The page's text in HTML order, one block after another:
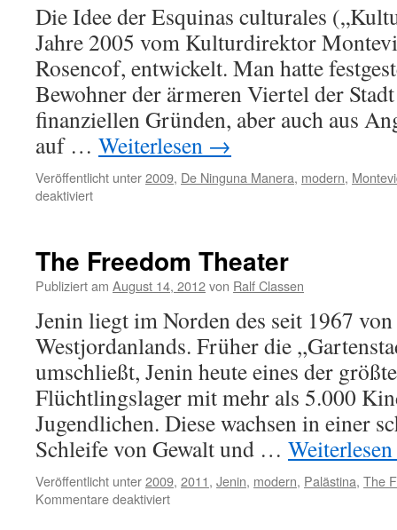
Die Idee der Esquinas culturales
Jahre 2005 vom Kulturdirektor
Rosencof, entwickelt. Man hatte
Bewohner der ärmeren Viertel der
finanziellen Gründen, aber auch aus
auf … Weiterlesen →
Veröffentlicht unter2009, De Ninguna Manera, modern,
deaktiviertfür
The Freedom Theater
Publiziert am August 14, 2012von Ralf Classen
Jenin liegt im Norden des seit 1967
Westjordanlands. Früher die
umschließt, Jenin heute eines der
Flüchtlingslager mit mehr als 5.000
Jugendlichen. Diese wachsen in einer
Schleife von Gewalt und … Weiterlesen
Veröffentlicht unter2009, 2011, Jenin, modern, Palästina, The
Kommentare deaktiviertfür